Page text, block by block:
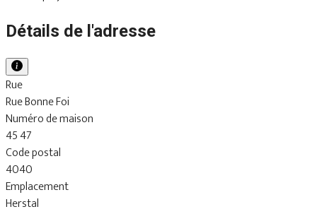
Détails de l'adresse
Rue
Rue Bonne Foi
Numéro de maison
45 47
Code postal
4040
Emplacement
Herstal